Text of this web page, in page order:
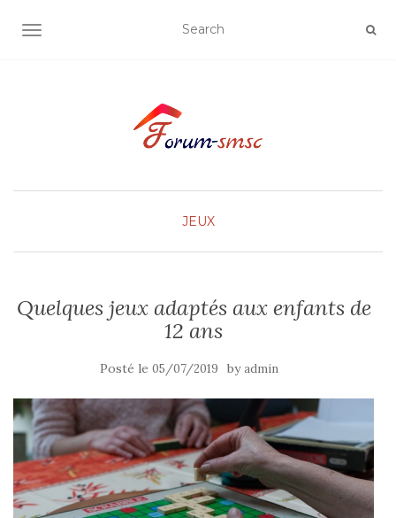
OUVRIR/FERMER LA NAVIGATION
JEUX
Quelques jeux adaptés aux enfants de
12 ans
Posté le 05/07/2019 byadmin